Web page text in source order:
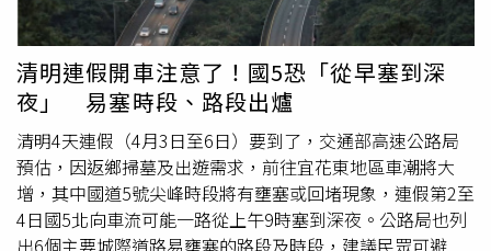
形；旅客亦可透過桃園機場官方APP查詢「安檢等候時
間」，建議提前掌握現場狀況並儘早完成安檢作業。機場公
司提醒，連假尖峰時段入出境人潮集中，報到、行李託運、
安檢及入境行李提領等流程均可能出現排隊情形，建議旅客
預留充足時間辦理相關手續；另提醒行李綁帶應穿過提把固
定，以避免於輸送過程中脫落或造成異常，並請旅客於安檢
前先行淨空水瓶，取下外套、帽子、圍巾及皮帶，並將筆記
型電腦取出，以加速通關流程。
整體旅遊品質。觀光旅遊局指出，因應連假旅遊人潮，為防
止旅宿業者哄抬房價或違規收費，已於連假前會同消費者保
護官辦理旅宿房價稽查，重點針對房價揭露、計價方式及訂
房資訊透明度進行查核，並同步加強法令宣導，提醒業者落
實自律經營，避免以不透明或誤導方式進行行銷。觀光旅遊
局說明，本次稽查重點包含實際收費是否超過報備房價，以
及訂金收取與退還是否符合定型化契約規定等。初步查核結
果未發現違規情形，稽查團隊亦持續向業者宣導相關法規，
呼籲業者秉持誠信原則，合法訂價與收費。此外，觀光旅遊
局表示，部分旅宿業者反映，目前多採用AI輔助動態訂價機
清明連假開車注意了！國5恐「從早塞到深
夜」 易塞時段、路段出爐
清明4天連假（4月3日至6日）要到了，交通部高速公路局
預估，因返鄉掃墓及出遊需求，前往宜花東地區車潮將大
增，其中國道5號尖峰時段將有壅塞或回堵現象，連假第2至
4日國5北向車流可能一路從上午9時塞到深夜。公路局也列
出6個主要城際道路易壅塞的路段及時段，建議民眾可避